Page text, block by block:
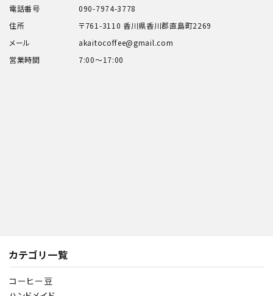
電話番号
090-7974-3778
住所
〒761-3110 香川県香川郡直島町2269
メール
akaitocoffee@gmail.com
営業時間
7:00～17:00
カテゴリ一覧
コーヒー豆